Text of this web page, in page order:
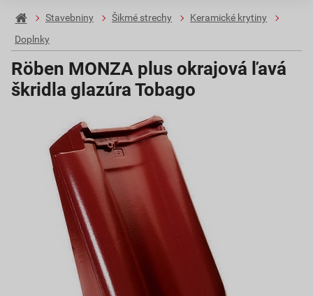
Stavebniny Šikmé strechy
Keramické krytiny
Doplnky
Röben MONZA plus okrajová ľavá
škridla glazúra Tobago